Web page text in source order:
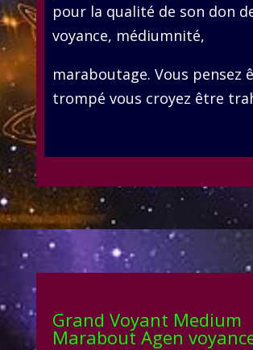
pour la qualité de son don
voyance, médiumnité,
maraboutage. Vous pensez
trompé vous croyez être
Grand Voyant Medium
Marabout Agen